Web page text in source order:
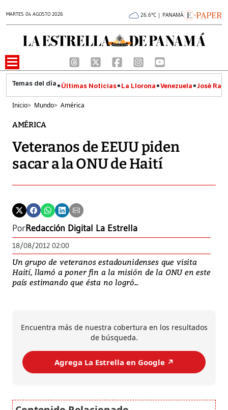
MARTES 04 AGOSTO 2026 26.6°C | PANAMÁ
Últimas Noticias La Llorona Venezuela José
Inicio> Mundo> América
AMÉRICA
Veteranos de EEUU piden
sacar a la ONU de Haití
PorRedacción Digital La Estrella
18/08/2012 02:00
Un grupo de veteranos estadounidenses que visita
Haití, llamó a poner fin a la misión de la ONU en este
país estimando que ésta no logró...
Encuentra más de nuestra cobertura en los resultados
de búsqueda.
Agrega La Estrella en Google ↗️